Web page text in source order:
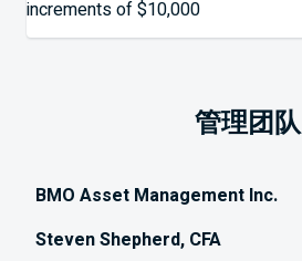
管理团队
BMO Asset Management Inc.
Steven Shepherd, CFA